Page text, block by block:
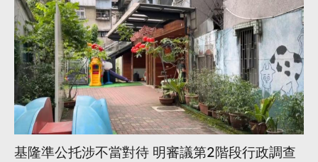
基隆準公托涉不當對待 明審議第2階段行政調查